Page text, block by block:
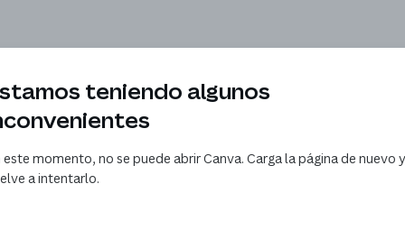
teniendo algunos
este momento, no se puede abrir Canva. Carga la página de nuevo y
a intentarlo.